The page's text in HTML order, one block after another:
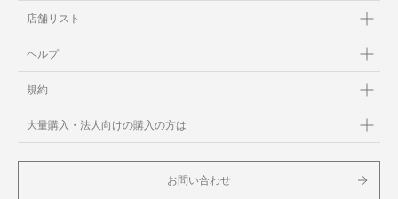
店舗リスト
ヘルプ
規約
大量購入・法人向けの購入の方は
お問い合わせ